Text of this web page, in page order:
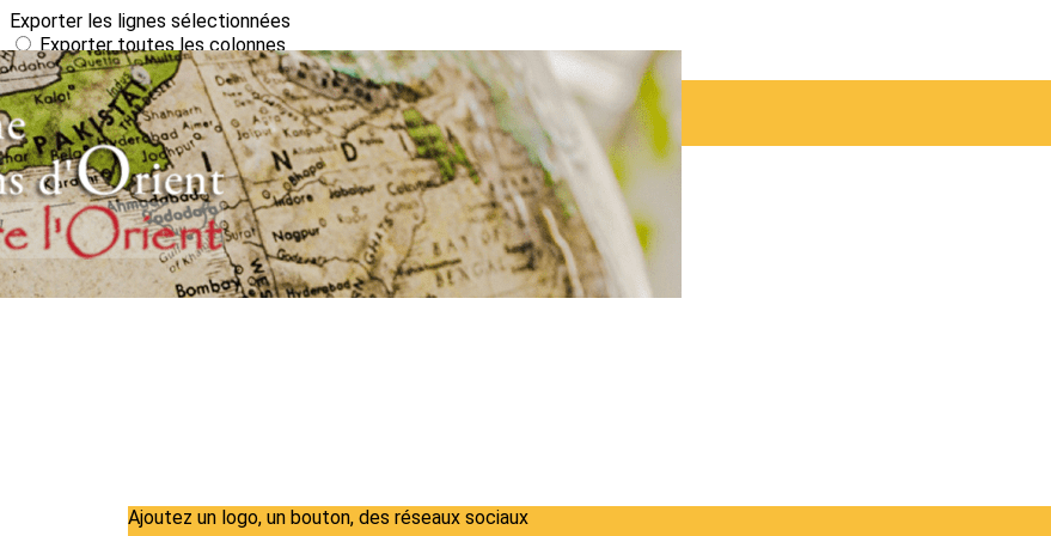
Exporter les lignes sélectionnées
Exporter toutes les colonnes
Exporter uniquement les colonnes affichées
Menu
?>
Images de la page d'accueil
Cliquez pour éditer
Ajoutez un logo, un bouton, des réseaux sociaux